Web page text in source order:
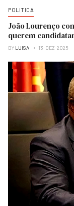
POLITICA
João Lourenço
querem
BY LUISA 13-DEZ-2025